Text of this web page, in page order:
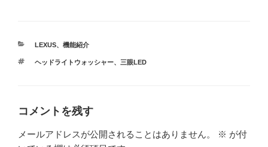
e
b
k
o
d
カ
ゴ
LEXUS、 機能紹介
タ
ヘッドライトウォッシャー、 三眼LED
コメントを残す
メールアドレスが公開されることはありません。 ※ が付